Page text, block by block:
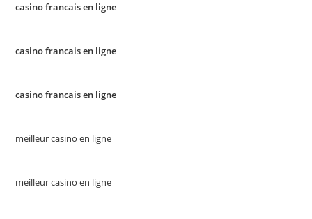
casino francais en ligne
casino francais en ligne
casino francais en ligne
meilleur casino en ligne
meilleur casino en ligne